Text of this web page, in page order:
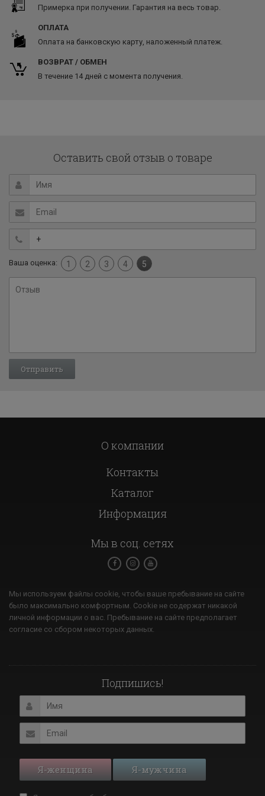
Примерка при получении. Гарантия на весь товар.
ОПЛАТА
Оплата на банковскую карту, наложенный платеж.
ВОЗВРАТ / ОБМЕН
В течение 14 дней с момента получения.
Оставить свой отзыв о товаре
Ваша оценка: 1 2 3 4 5
О компании
Контакты
Каталог
Информация
Мы в соц. сетях
Мы используем файлы cookie, чтобы ваше пребывание на сайте
было максимально комфортным. Cookie не содержат никакой
личной информации о вас. Пребывание на сайте предполагает
согласие со сбором некоторых данных.
Подпишись!
Я-женщина Я-мужчина